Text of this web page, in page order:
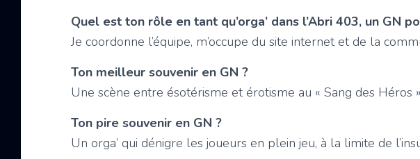
Quel est ton rôle en tant qu’orga’ dans l’Abri 403, un GN
Je coordonne l’équipe, m’occupe du site internet et de la
Ton meilleur souvenir en GN ?
Une scène entre ésotérisme et érotisme au « Sang des Héros
Ton pire souvenir en GN ?
Un orga’ qui dénigre les joueurs en plein jeu, à la limite de